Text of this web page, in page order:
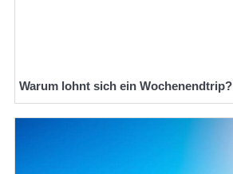
Warum lohnt sich ein Wochenendtrip?